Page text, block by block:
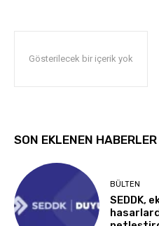
Gösterilecek bir içerik yok
SON EKLENEN HABERLER
BÜLTEN
SEDDK,